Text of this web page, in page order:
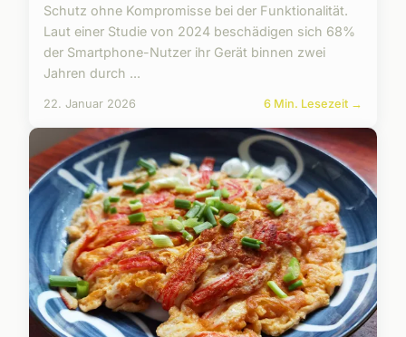
Schutz ohne Kompromisse bei der Funktionalität.
Laut einer Studie von 2024 beschädigen sich 68%
der Smartphone-Nutzer ihr Gerät binnen zwei
Jahren durch ...
22. Januar 2026 6 Min. Lesezeit →